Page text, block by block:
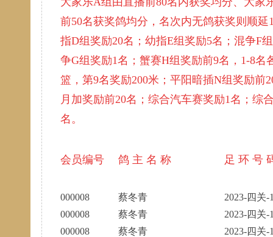
前50名获奖鸽均分，名次内无鸽获奖则顺延
指D组奖励20名；幼指E组奖励5名；混争F
争G组奖励1名； 蟹赛H组奖励前9名，1-8名
篮，第9名奖励200米； 平阳暗插N组奖励前
月加奖励前20名；综合汽车赛奖励1名；综
名。
会员编号 鸽 主 名 称 足 环 号
000008 蔡冬青
2023-四关-
000008
蔡冬青
2023-四关-
000008
蔡冬青
2023-四关-